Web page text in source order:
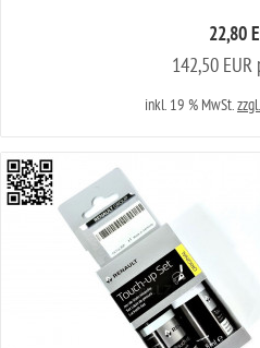
22,80
142,50
inkl. 19 % MwSt.